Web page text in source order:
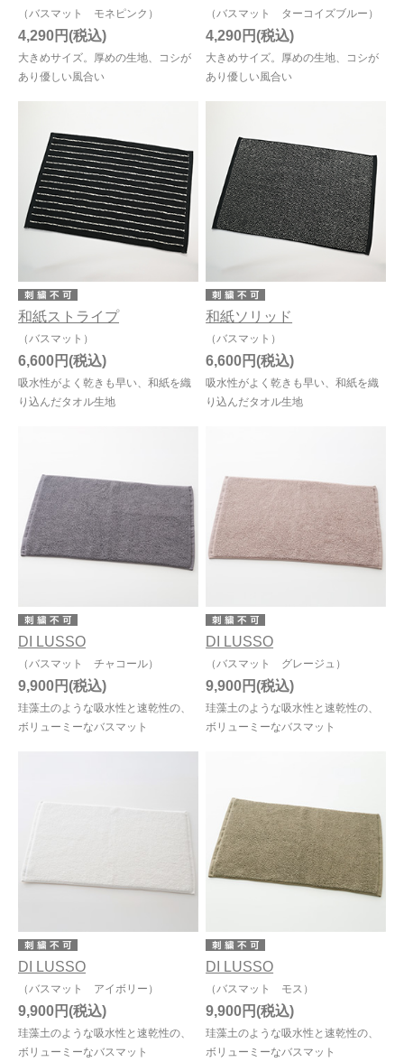
（バスマット モネピンク）
大きめサイズ。厚めの生地、コシが
あり優しい風合い
4,290円
（バスマット ターコイズブルー）
大きめサイズ。厚めの生地、コシが
あり優しい風合い
4,290円
和紙ストライプ
（バスマット）
吸水性がよく乾きも早い、和紙を織
り込んだタオル生地
6,600円
和紙ソリッド
（バスマット）
吸水性がよく乾きも早い、和紙を織
り込んだタオル生地
6,600円
DI LUSSO
（バスマット チャコール）
珪藻土のような吸水性と速乾性の、
ボリューミーなバスマット
9,900円
DI LUSSO
（バスマット グレージュ）
珪藻土のような吸水性と速乾性の、
ボリューミーなバスマット
9,900円
DI LUSSO
（バスマット アイボリー）
珪藻土のような吸水性と速乾性の、
ボリューミーなバスマット
9,900円
DI LUSSO
（バスマット モス）
珪藻土のような吸水性と速乾性の、
ボリューミーなバスマット
9,900円